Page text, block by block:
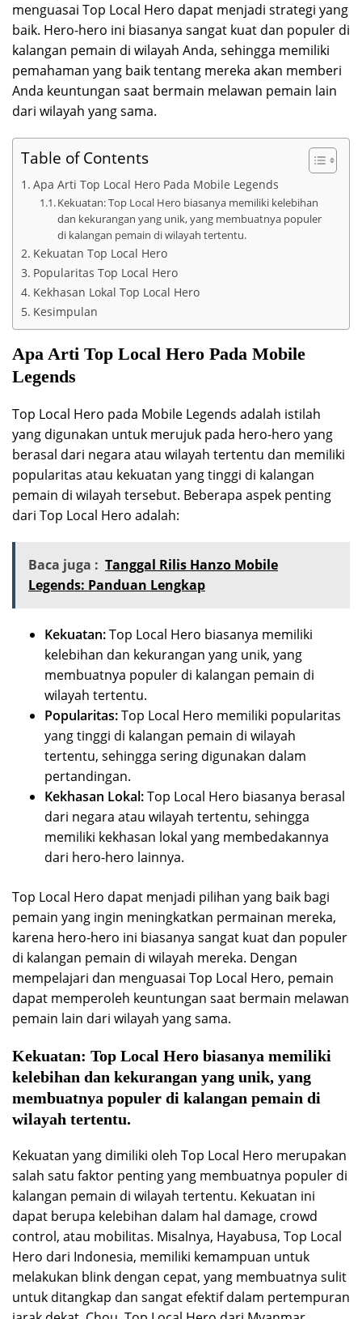
menguasai Top Local Hero dapat menjadi strategi yang
baik. Hero-hero ini biasanya sangat kuat dan populer di
kalangan pemain di wilayah Anda, sehingga memiliki
pemahaman yang baik tentang mereka akan memberi
Anda keuntungan saat bermain melawan pemain lain
dari wilayah yang sama.
Table of Contents
Apa Arti Top Local Hero Pada Mobile Legends
Kekuatan: Top Local Hero biasanya memiliki kelebihan
dan kekurangan yang unik, yang membuatnya populer
di kalangan pemain di wilayah tertentu.
Kekuatan Top Local Hero
Popularitas Top Local Hero
Kekhasan Lokal Top Local Hero
Kesimpulan
Apa Arti Top Local Hero Pada Mobile
Legends
Top Local Hero pada Mobile Legends adalah istilah
yang digunakan untuk merujuk pada hero-hero yang
berasal dari negara atau wilayah tertentu dan memiliki
popularitas atau kekuatan yang tinggi di kalangan
pemain di wilayah tersebut. Beberapa aspek penting
dari Top Local Hero adalah:
Baca juga : Tanggal Rilis Hanzo Mobile
Legends: Panduan Lengkap
Kekuatan:Top Local Hero biasanya memiliki
kelebihan dan kekurangan yang unik, yang
membuatnya populer di kalangan pemain di
wilayah tertentu.
Popularitas:Top Local Hero memiliki popularitas
yang tinggi di kalangan pemain di wilayah
tertentu, sehingga sering digunakan dalam
pertandingan.
Kekhasan Lokal:Top Local Hero biasanya berasal
dari negara atau wilayah tertentu, sehingga
memiliki kekhasan lokal yang membedakannya
dari hero-hero lainnya.
Top Local Hero dapat menjadi pilihan yang baik bagi
pemain yang ingin meningkatkan permainan mereka,
karena hero-hero ini biasanya sangat kuat dan populer
di kalangan pemain di wilayah mereka. Dengan
mempelajari dan menguasai Top Local Hero, pemain
dapat memperoleh keuntungan saat bermain melawan
pemain lain dari wilayah yang sama.
Kekuatan: Top Local Hero biasanya memiliki
kelebihan dan kekurangan yang unik, yang
membuatnya populer di kalangan pemain di
wilayah tertentu.
Kekuatan yang dimiliki oleh Top Local Hero merupakan
salah satu faktor penting yang membuatnya populer di
kalangan pemain di wilayah tertentu. Kekuatan ini
dapat berupa kelebihan dalam hal damage, crowd
control, atau mobilitas. Misalnya, Hayabusa, Top Local
Hero dari Indonesia, memiliki kemampuan untuk
melakukan blink dengan cepat, yang membuatnya sulit
untuk ditangkap dan sangat efektif dalam pertempuran